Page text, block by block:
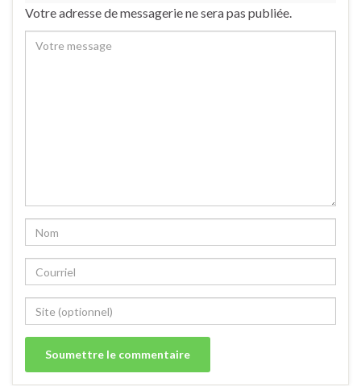
Votre adresse de messagerie ne sera pas publiée.